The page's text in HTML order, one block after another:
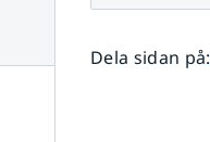
Dela sidan på: